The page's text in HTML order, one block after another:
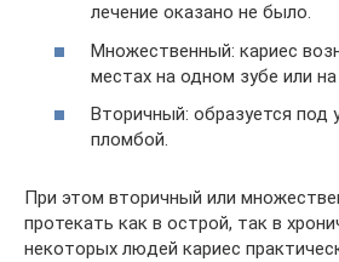
лечение оказано не было.
Множественный: кариес
местах на одном зубе или
Вторичный: образуется под
пломбой.
При этом вторичный или
протекать как в острой, так в
некоторых людей кариес